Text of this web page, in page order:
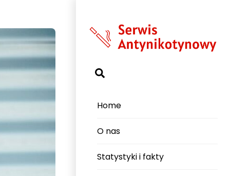
Home
O nas
Statystyki i fakty